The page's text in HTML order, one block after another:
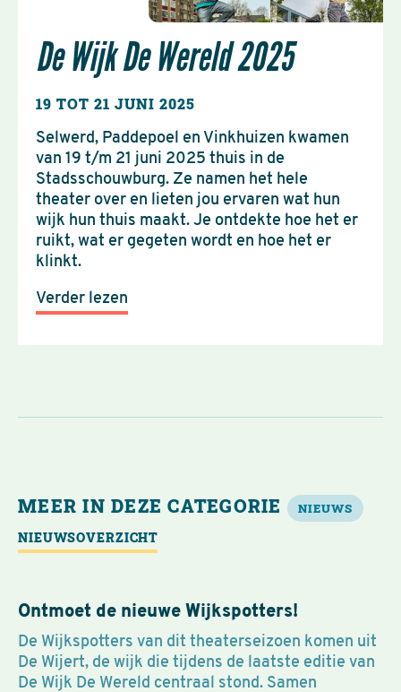
De Wijk De Wereld 2025
19 TOT 21 JUNI 2025
Selwerd, Paddepoel en Vinkhuizen kwamen
van 19 t/m 21 juni 2025 thuis in de
Stadsschouwburg. Ze namen het hele
theater over en lieten jou ervaren wat hun
wijk hun thuis maakt. Je ontdekte hoe het er
ruikt, wat er gegeten wordt en hoe het er
klinkt.
Verder lezen
MEER IN DEZE CATEGORIE NIEUWS
NIEUWSOVERZICHT
Ontmoet de nieuwe Wijkspotters!
De Wijkspotters van dit theaterseizoen komen uit
De Wijert, de wijk die tijdens de laatste editie van
De Wijk De Wereld centraal stond. Samen